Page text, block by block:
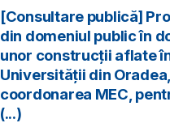
[Consultare publică]
din domeniul public în
unor construcții aflate
Universității din
coordonarea MEC,
(...)